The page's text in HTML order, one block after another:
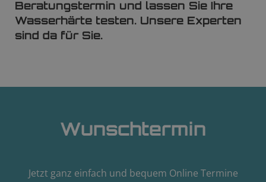
Beratungstermin und lassen Sie Ihre
Wasserhärte testen. Unsere Experten
sind da für Sie.
Wunschtermin
Jetzt ganz einfach und bequem Online Termine